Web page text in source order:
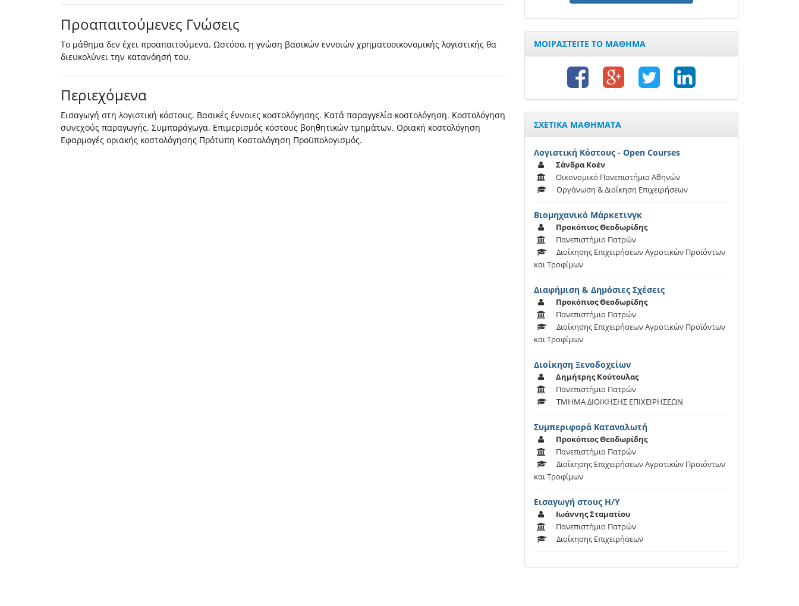
Προαπαιτούμενες Γνώσεις
Το μάθημα δεν έχει προαπαιτούμενα. Ωστόσο, η γνώση βασικών εννοιών χρηματοοικονομικής λογιστικής θα
διευκολύνει την κατανόησή του.
Περιεχόμενα
Εισαγωγή στη λογιστική κόστους. Βασικές έννοιες κοστολόγησης. Κατά παραγγελία κοστολόγηση. Κοστολόγηση
συνεχούς παραγωγής. Συμπαράγωγα. Επιμερισμός κόστους βοηθητικών τμημάτων. Οριακή κοστολόγηση
Εφαρμογές οριακής κοστολόγησης Πρότυπη Κοστολόγηση Προϋπολογισμός.
ΜΟΙΡΑΣΤΕΙΤΕ ΤΟ ΜΑΘΗΜΑ
ΣΧΕΤΙΚΑ ΜΑΘΗΜΑΤΑ
Λογιστική Κόστους - Open Courses
Σάνδρα Κοέν
Οικονομικό Πανεπιστήμιο Αθηνών
Οργάνωση & Διοίκηση Επιχειρήσεων
Βιομηχανικό Μάρκετινγκ
Προκόπιος Θεοδωρίδης
Πανεπιστήμιο Πατρών
Διοίκησης Επιχειρήσεων Αγροτικών Προϊόντων
και Τροφίμων
Διαφήμιση & Δημόσιες Σχέσεις
Προκόπιος Θεοδωρίδης
Πανεπιστήμιο Πατρών
Διοίκησης Επιχειρήσεων Αγροτικών Προϊόντων
και Τροφίμων
Διοίκηση Ξενοδοχείων
Δημήτρης Κούτουλας
Πανεπιστήμιο Πατρών
ΤΜΗΜΑ ΔΙΟΙΚΗΣΗΣ ΕΠΙΧΕΙΡΗΣΕΩΝ
Συμπεριφορά Καταναλωτή
Προκόπιος Θεοδωρίδης
Πανεπιστήμιο Πατρών
Διοίκησης Επιχειρήσεων Αγροτικών Προϊόντων
και Τροφίμων
Εισαγωγή στους Η/Υ
Ιωάννης Σταματίου
Πανεπιστήμιο Πατρών
Διοίκησης Επιχειρήσεων